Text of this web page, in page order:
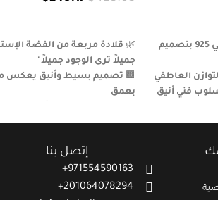
قلادة "تفاؤل" من الفضة الإسترليني 925 بتصميم
العاطفي
فني أنيق
🌿
جميلاً ترى الوجود جميلاً"
🟫 تصميم بسيط وأنيق يعكس
بعمق
عالية
إتصل بنا
971554590163+
201064078294+